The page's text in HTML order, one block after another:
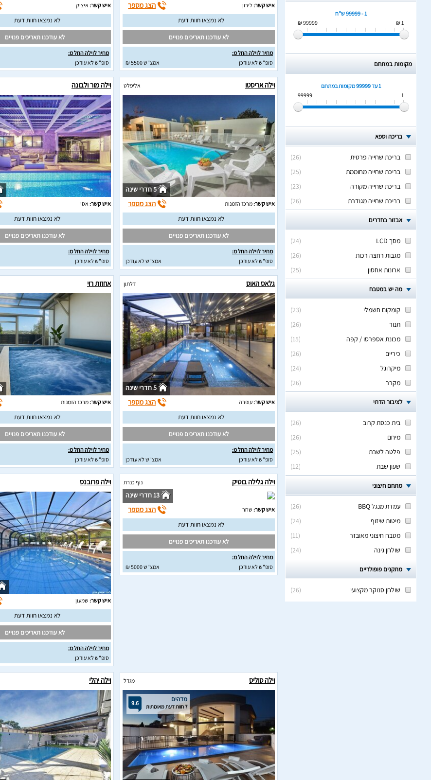
1 - 99999 ש"ח
1 ₪
99999 ₪
מקומות במתחם
1 עד 99999
מקומות במתחם
1
99999
בריכה וספא
(
26
)
בריכת שחייה פרטית
(
25
)
בריכת שחייה מחוממת
(
23
)
בריכת שחייה מקורה
(
26
) בריכת שחייה מגודרת
אבזור בחדרים
(
24
)
מסך LCD
(
26
)
מגבות רחצה רכות
(
25
) ארונות אחסון
מה יש במטבח
(
23
)
קומקום חשמלי
(
26
)
תנור
(
15
)
מכונת אספרסו / קפה
(
26
)
כיריים
(
24
)
מיקרוגל
(
26
) מקרר
לציבור הדתי
(
26
)
בית כנסת קרוב
(
26
)
מיחם
(
25
)
פלטה לשבת
(
12
) שעון שבת
מתחם חיצוני
(
26
)
עמדת מנגל BBQ
(
24
)
מיטות שיזוף
(
11
)
מטבח חיצוני מאובזר
(
24
) שולחן גינה
מתקנים פופולריים
(
26
) שולחן סנוקר מקצועי
איש קשר:לירון הצג מספר
לא נמצאו חוות דעת
לא עודכנו תאריכים פנויים
מחיר לוילה החל מ:
סופ"ש לא עודכן
אמצ"ש 5500 ₪
איש קשר: איציק
לא נמצאו חוות דעת
לא עודכנו תאריכים פנויים
מחיר לוילה החל מ:
סופ"ש לא עודכן
וילה אריסטו אליפלט
5 חדרי שינה
איש קשר:מרכז הזמנות הצג מספר
לא נמצאו חוות דעת
לא עודכנו תאריכים פנויים
מחיר לוילה החל מ:
סופ"ש לא עודכן
אמצ"ש לא עודכן
וילה מור ולבונה
איש קשר: אסי
לא נמצאו חוות דעת
לא עודכנו תאריכים פנויים
מחיר לוילה החל מ:
סופ"ש לא עודכן
גלאס האוס דלתון
5 חדרי שינה
איש קשר:עופרה הצג מספר
לא נמצאו חוות דעת
לא עודכנו תאריכים פנויים
מחיר לוילה החל מ:
סופ"ש לא עודכן
אמצ"ש לא עודכן
אחוזת רוי
איש קשר:מרכז הזמנות
לא נמצאו חוות דעת
לא עודכנו תאריכים פנויים
מחיר לוילה החל מ:
סופ"ש לא עודכן
וילה גלילה בוטיק נוף כנרת
13 חדרי שינה
איש קשר: שחר הצג מספר
לא נמצאו חוות דעת
לא עודכנו תאריכים פנויים
מחיר לוילה החל מ:
סופ"ש לא עודכן
אמצ"ש 5000 ₪
וילה פרובנס
איש קשר: שמעון
לא נמצאו חוות דעת
לא עודכנו תאריכים פנויים
מחיר לוילה החל מ:
סופ"ש לא עודכן
וילה סוליס מגדל
9.6 מדהים
7 חוות דעת מאומתות
וילה יהלי